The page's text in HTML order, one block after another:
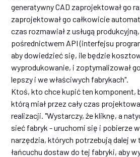
generatywny CAD zaprojektował go
zaprojektował go całkowicie
czas rozmawiał z usługą
pośrednictwem API (interfejsu
aby dowiedzieć się, ile będzie
wyprodukowanie, i zoptymalizował
lepszy i we właściwych fabrykach".
Ktoś, kto chce kupić ten komponent,
którą miał przez cały czas
realizacji. "Wystarczy, że kliknę, a
sieć fabryk - uruchomi się i pobierze
narzędzia, których potrzebują dalej
łańcuchu dostaw do tej fabryki, aby